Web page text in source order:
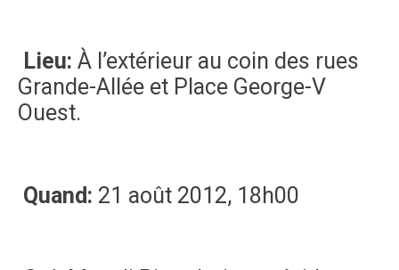
Lieu: À l’extérieur au coin des rues
Grande-Allée et Place George-V
Ouest.
Quand: 21 août 2012, 18h00